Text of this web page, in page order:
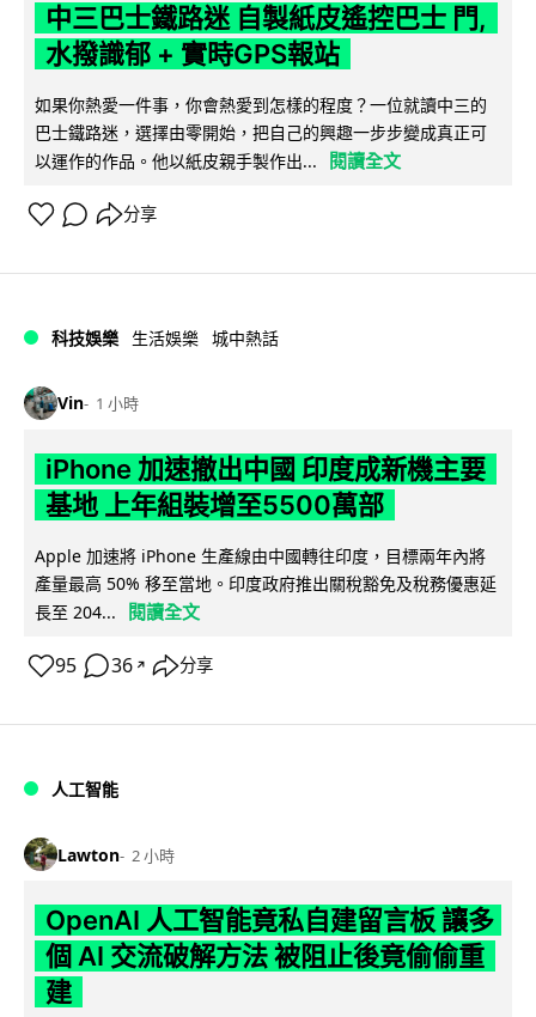
中三巴士鐵路迷 自製紙皮遙控巴士 門,
水撥識郁 + 實時GPS報站
如果你熱愛一件事，你會熱愛到怎樣的程度？一位就讀中三的
巴士鐵路迷，選擇由零開始，把自己的興趣一步步變成真正可
以運作的作品。他以紙皮親手製作出...
閱讀全文
分享
科技娛樂 生活娛樂 城中熱話
Vin 1 小時
iPhone 加速撤出中國 印度成新機主要
基地 上年組裝增至5500萬部
Apple 加速將 iPhone 生產線由中國轉往印度，目標兩年內將
產量最高 50% 移至當地。印度政府推出關稅豁免及稅務優惠延
長至 204...
閱讀全文
95 36 ↗ 分享
人工智能
Lawton 2 小時
OpenAI 人工智能竟私自建留言板 讓多
個 AI 交流破解方法 被阻止後竟偷偷重
建